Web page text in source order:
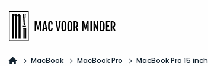
MacBook MacBook Pro MacBook Pro 15 inch